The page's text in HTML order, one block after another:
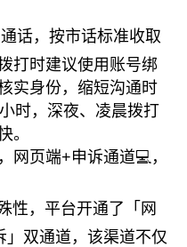
话，按市话标准收取
打时建议使用账号绑
实身份，缩短沟通时
时，深夜、凌晨拨打
。
网页端+申诉通道💻，
性，平台开通了「网
」双通道，该渠道不仅